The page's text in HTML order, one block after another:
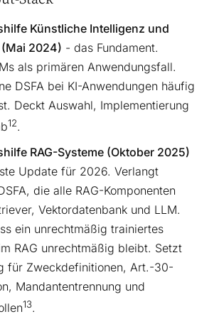
Künstliche Intelligenz und
2024) - das Fundament.
als primären Anwendungsfall.
DSFA bei KI-Anwendungen häufig
Deckt Auswahl, Implementierung
12.
RAG-Systeme (Oktober 2025)
Update für 2026. Verlangt
die alle RAG-Komponenten
Vektordatenbank und LLM.
ein unrechtmäßig trainiertes
RAG unrechtmäßig bleibt. Setzt
für Zweckdefinitionen, Art.-30-
Mandantentrennung und
13.